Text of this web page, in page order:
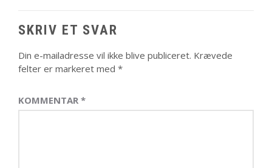
SKRIV ET SVAR
Din e-mailadresse vil ikke blive publiceret. Krævede
felter er markeret med *
KOMMENTAR *